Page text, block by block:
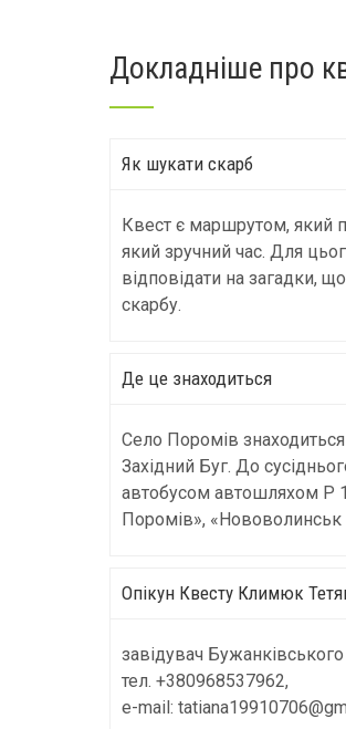
Докладніше про
Як шукати скарб
Квест є маршрутом, який
який зручний час. Для
відповідати на загадки,
скарбу.
Де це знаходиться
Село Поромів знаходиться
Західний Буг. До
автобусом автошляхом Р
Поромів»,
Oпікун Квесту Климюк
завідувач
тел. +380968537962,
e-mail: